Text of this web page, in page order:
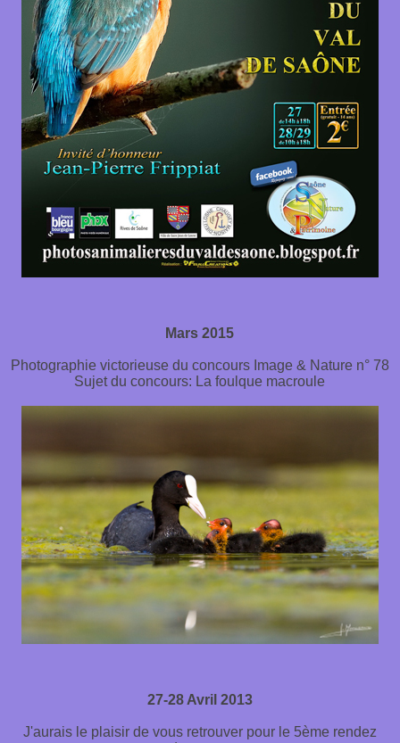
Mars 2015
Photographie victorieuse du concours Image & Nature n° 78
Sujet du concours: La foulque macroule
27-28Avril 2013
J'aurais le plaisir de vous retrouver pour le 5ème rendez